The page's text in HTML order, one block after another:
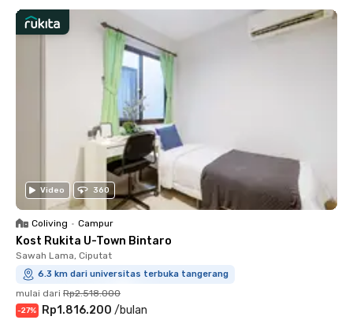
Video 360
Coliving • Campur
Kost Rukita U-Town Bintaro
Sawah Lama, Ciputat
6.3 km dari universitas terbuka tangerang
mulai dari Rp2.518.000
-27% Rp1.816.200 /bulan